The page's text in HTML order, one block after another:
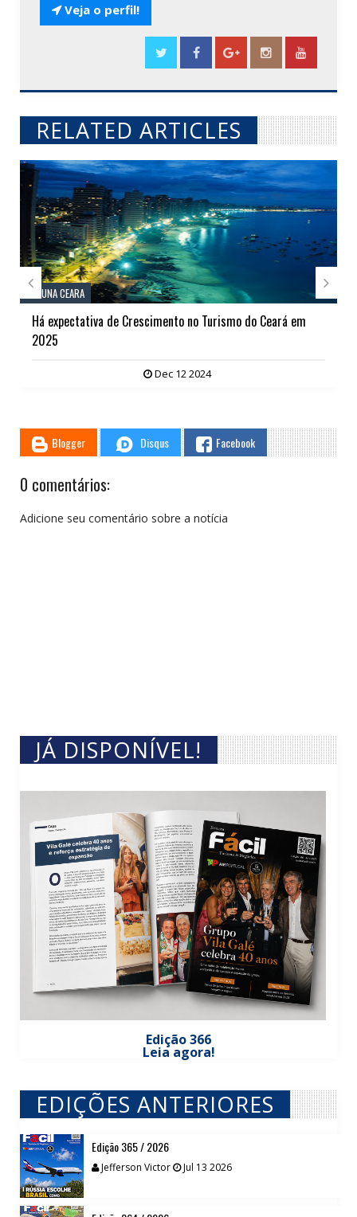
Veja o perfil!
RELATED ARTICLES
// THATS WHAT YOU MIGHT BE LOOKING FOR
COLUNA CEARA
Com o aumento de voos para Paris, Ceará intensifica "ações
para atração" de mais Turistas Europeus
Sep 20 2024
 
Blogger Disqus Facebook
0 comentários:
Adicione seu comentário sobre a notícia
JÁ DISPONÍVEL!
Edição 366
Leia agora!
EDIÇÕES ANTERIORES
// VIEW MORE BY EDIÇÕES ANTERIORES
Edição 365 / 2026
Jefferson Victor Jul 13 2026